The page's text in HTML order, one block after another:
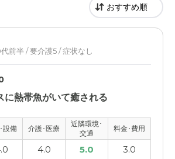
前半 / 要介護5 / 症状なし
に熱帯魚がいて癒される
設備 介護･医療
近隣環境･
交通
料金･費用
4.0 5.0 3.0